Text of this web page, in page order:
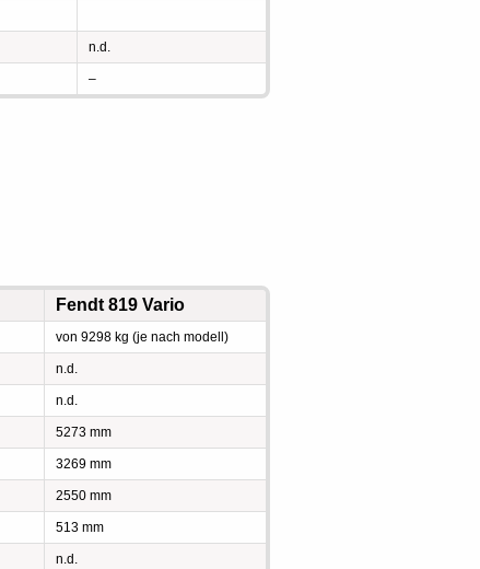
n.d.
–
Fendt 819 Vario
von 9298 kg (je nach modell)
n.d.
n.d.
5273 mm
3269 mm
2550 mm
513 mm
n.d.